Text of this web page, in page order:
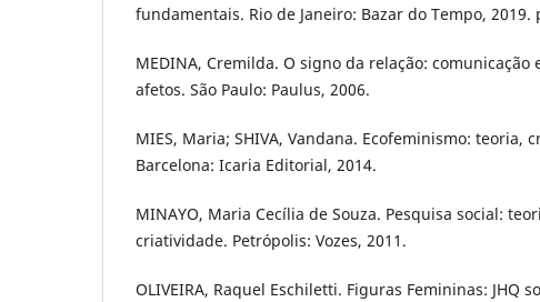
fundamentais. Rio de Janeiro: Bazar do Tempo, 2019.
MEDINA, Cremilda. O signo da relação: comunicação
afetos. São Paulo: Paulus, 2006.
MIES, Maria; SHIVA, Vandana. Ecofeminismo: teoria,
Barcelona: Icaria Editorial, 2014.
MINAYO, Maria Cecília de Souza. Pesquisa social:
criatividade. Petrópolis: Vozes, 2011.
OLIVEIRA, Raquel Eschiletti. Figuras Femininas: JHQ